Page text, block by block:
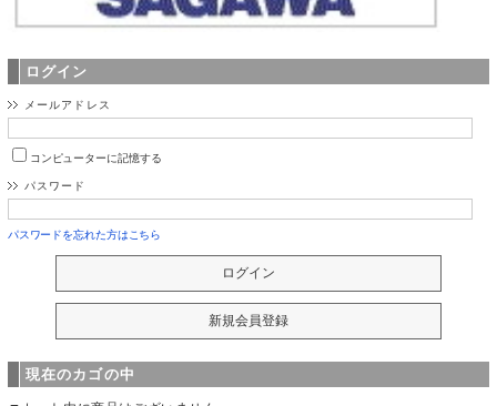
ログイン
メールアドレス
コンピューターに記憶する
パスワード
パスワードを忘れた方はこちら
現在のカゴの中